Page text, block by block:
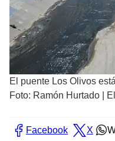
El puente Los Olivos
Foto: Ramón Hurtado |
Facebook X